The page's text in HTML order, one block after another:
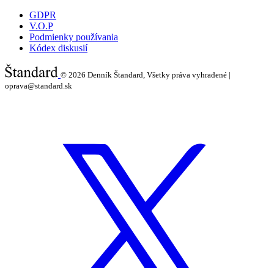
GDPR
V.O.P
Podmienky používania
Kódex diskusií
© 2026 Denník Štandard, Všetky práva vyhradené |
oprava@standard.sk